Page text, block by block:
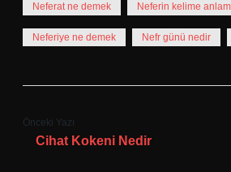
Neferat ne demek Neferin kelime
Neferiye ne demek Nefr günü nedir
Önceki Yazı
Cihat Kokeni Nedir